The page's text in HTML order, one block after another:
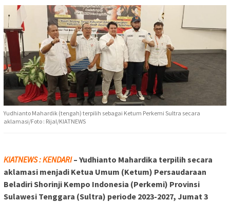
Yudhianto Mahardik (tengah) terpilih sebagai Ketum Perkemi Sultra secara
aklamasi/Foto : Rijal/KIATNEWS
KIATNEWS : KENDARI– Yudhianto Mahardika terpilih secara
aklamasi menjadi Ketua Umum (Ketum) Persaudaraan
Beladiri Shorinji Kempo Indonesia (Perkemi) Provinsi
Sulawesi Tenggara (Sultra) periode 2023-2027, Jumat 3